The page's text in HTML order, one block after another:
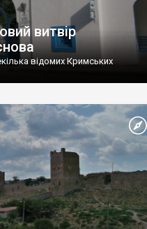
витвір
відомих Кримських